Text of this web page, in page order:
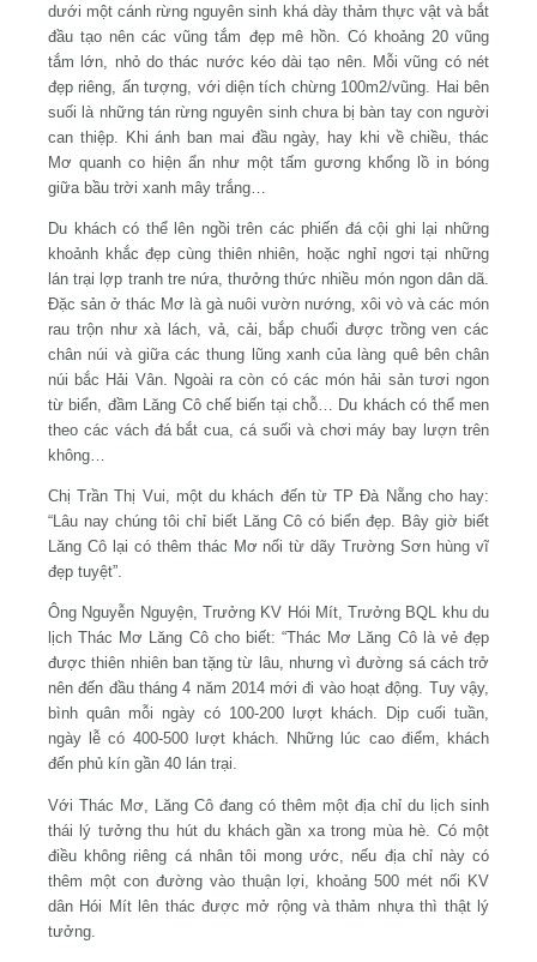
dưới một cánh rừng nguyên sinh khá dày thảm thực vật và bắt
đầu tạo nên các vũng tắm đẹp mê hồn. Có khoảng 20 vũng
tắm lớn, nhỏ do thác nước kéo dài tạo nên. Mỗi vũng có nét
đẹp riêng, ấn tượng, với diện tích chừng 100m2/vũng. Hai bên
suối là những tán rừng nguyên sinh chưa bị bàn tay con người
can thiệp. Khi ánh ban mai đầu ngày, hay khi về chiều, thác
Mơ quanh co hiện ẩn như một tấm gương khổng lồ in bóng
giữa bầu trời xanh mây trắng…
Du khách có thể lên ngồi trên các phiến đá cội ghi lại những
khoảnh khắc đẹp cùng thiên nhiên, hoặc nghỉ ngơi tại những
lán trại lợp tranh tre nứa, thưởng thức nhiều món ngon dân dã.
Đặc sản ở thác Mơ là gà nuôi vườn nướng, xôi vò và các món
rau trộn như xà lách, vả, cải, bắp chuối được trồng ven các
chân núi và giữa các thung lũng xanh của làng quê bên chân
núi bắc Hải Vân. Ngoài ra còn có các món hải sản tươi ngon
từ biển, đầm Lăng Cô chế biến tại chỗ… Du khách có thể men
theo các vách đá bắt cua, cá suối và chơi máy bay lượn trên
không…
Chị Trần Thị Vui, một du khách đến từ TP Đà Nẵng cho hay:
“Lâu nay chúng tôi chỉ biết Lăng Cô có biển đẹp. Bây giờ biết
Lăng Cô lại có thêm thác Mơ nối từ dãy Trường Sơn hùng vĩ
đẹp tuyệt”.
Ông Nguyễn Nguyện, Trưởng KV Hói Mít, Trưởng BQL khu du
lịch Thác Mơ Lăng Cô cho biết: “Thác Mơ Lăng Cô là vẻ đẹp
được thiên nhiên ban tặng từ lâu, nhưng vì đường sá cách trở
nên đến đầu tháng 4 năm 2014 mới đi vào hoạt động. Tuy vậy,
bình quân mỗi ngày có 100-200 lượt khách. Dịp cuối tuần,
ngày lễ có 400-500 lượt khách. Những lúc cao điểm, khách
đến phủ kín gần 40 lán trại.
Với Thác Mơ, Lăng Cô đang có thêm một địa chỉ du lịch sinh
thái lý tưởng thu hút du khách gần xa trong mùa hè. Có một
điều không riêng cá nhân tôi mong ước, nếu địa chỉ này có
thêm một con đường vào thuận lợi, khoảng 500 mét nối KV
dân Hói Mít lên thác được mở rộng và thảm nhựa thì thật lý
tưởng.